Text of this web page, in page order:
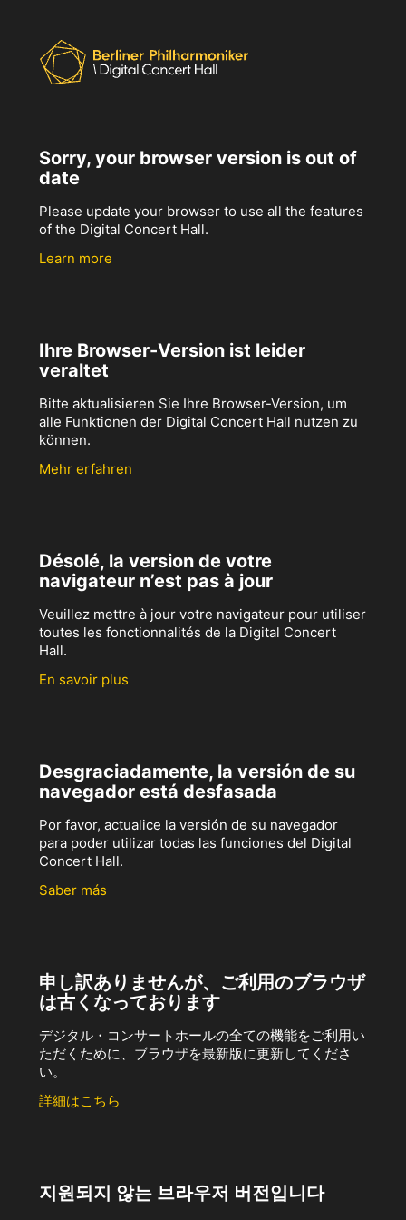
Sorry, your browser version is out of
date
Please update your browser to use all the features
of the Digital Concert Hall.
Learn more
Ihre Browser-Version ist leider
veraltet
Bitte aktualisieren Sie Ihre Browser-Version, um
alle Funktionen der Digital Concert Hall nutzen zu
können.
Mehr erfahren
Désolé, la version de votre
navigateur n’est pas à jour
Veuillez mettre à jour votre navigateur pour utiliser
toutes les fonctionnalités de la Digital Concert
Hall.
En savoir plus
Desgraciadamente, la versión de su
navegador está desfasada
Por favor, actualice la versión de su navegador
para poder utilizar todas las funciones del Digital
Concert Hall.
Saber más
申し訳ありませんが、ご利用のブラウザ
は古くなっております
デジタル・コンサートホールの全ての機能をご利用い
ただくために、ブラウザを最新版に更新してくださ
い。
詳細はこちら
지원되지 않는 브라우저 버전입니다